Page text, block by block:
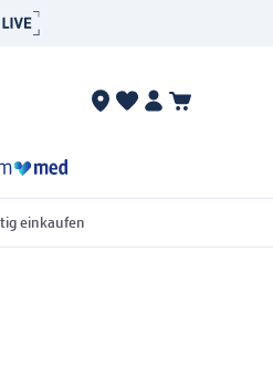
einkaufen